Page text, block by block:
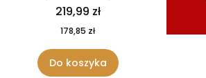
219,99 zł
178,85 zł
Do koszyka